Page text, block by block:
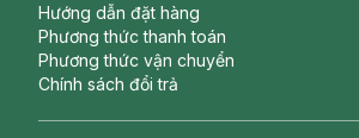
Hướng dẫn đặt hàng
Phương thức thanh toán
Phương thức vận chuyển
Chính sách đổi trả